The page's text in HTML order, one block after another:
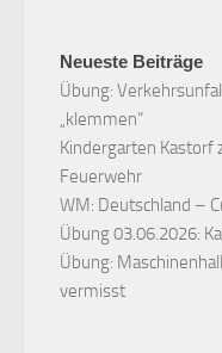
Neueste Beiträge
Übung:
„klemmen“
Kindergarten Kastorf
Feuerwehr
WM: Deutschland –
Übung 03.06.2026:
Übung:
vermisst